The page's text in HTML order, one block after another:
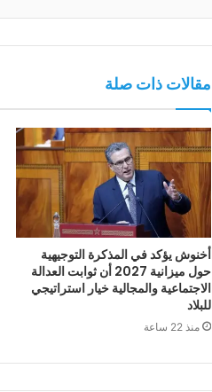
مقالات ذات صلة
أخنوش يؤكد في المذكرة التوجيهية
حول ميزانية 2027 أن ثوابت العدالة
الاجتماعية والمجالية خيار استراتيجي
للبلاد
منذ 22 ساعة